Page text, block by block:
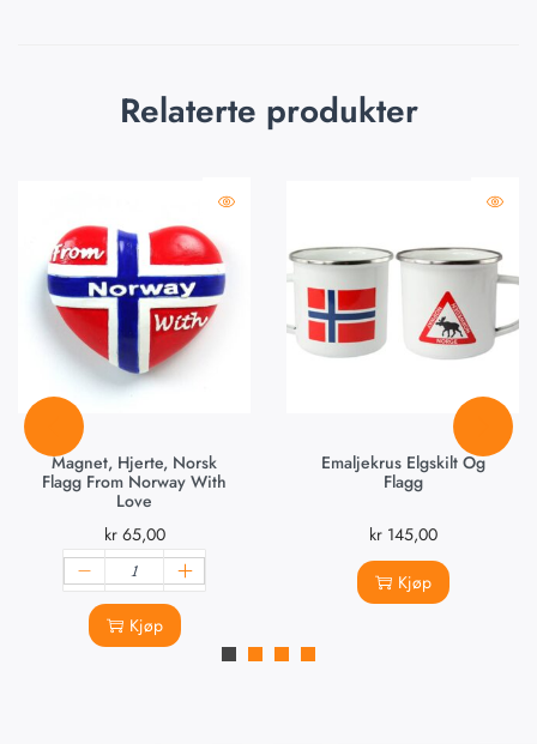
Relaterte produkter
Magnet, Hjerte, Norsk
Flagg From Norway With
Love
kr65,00
Kjøp
Emaljekrus Elgskilt Og
Flagg
kr145,00
Kjøp